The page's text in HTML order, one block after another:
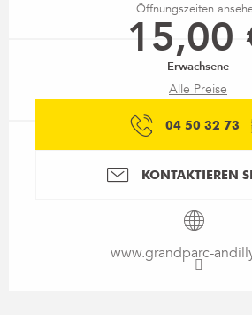
Öffnungszeiten
15,00
Erwachsene
Alle Preise
04 50 32 73
KONTAKTIEREN
www.grandparc-